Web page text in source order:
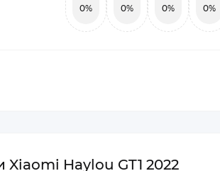
0% 0% 0% 0%
Haylou GT1 2022